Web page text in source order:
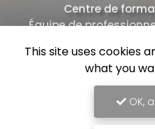
Centre de
Équipe de
This site uses cookies
what you
OK,